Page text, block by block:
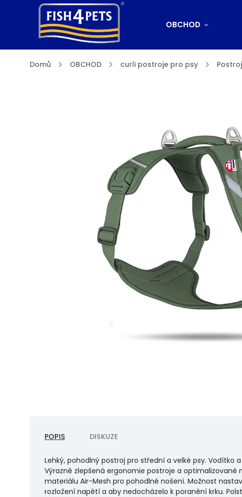
OBCHOD
Domů / OBCHOD / curli postroje pro psy /
POPIS DISKUZE
Lehký, pohodlný postroj pro střední a velké psy. Vodítko
Výrazně zlepšená ergonomie postroje a optimalizované
materiálu Air-Mesh pro pohodlné nošení. Možnost
rozložení napětí a aby nedocházelo k poranění krku.